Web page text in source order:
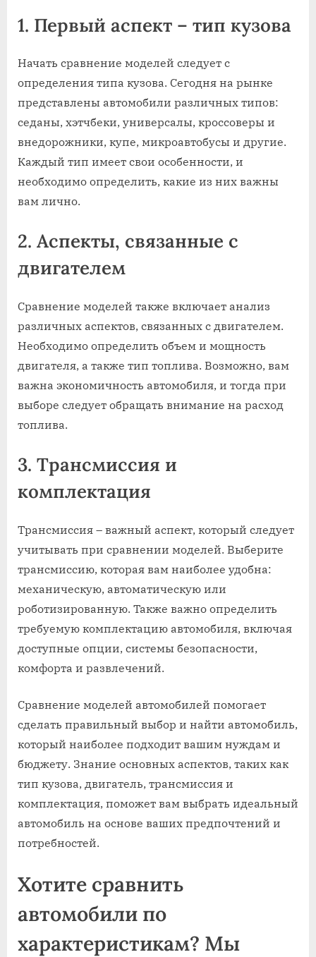
1. Первый аспект – тип кузова
Начать сравнение моделей следует с
определения типа кузова. Сегодня на рынке
представлены автомобили различных типов:
седаны, хэтчбеки, универсалы, кроссоверы и
внедорожники, купе, микроавтобусы и другие.
Каждый тип имеет свои особенности, и
необходимо определить, какие из них важны
вам лично.
2. Аспекты, связанные с
двигателем
Сравнение моделей также включает анализ
различных аспектов, связанных с двигателем.
Необходимо определить объем и мощность
двигателя, а также тип топлива. Возможно, вам
важна экономичность автомобиля, и тогда при
выборе следует обращать внимание на расход
топлива.
3. Трансмиссия и
комплектация
Трансмиссия – важный аспект, который следует
учитывать при сравнении моделей. Выберите
трансмиссию, которая вам наиболее удобна:
механическую, автоматическую или
роботизированную. Также важно определить
требуемую комплектацию автомобиля, включая
доступные опции, системы безопасности,
комфорта и развлечений.
Сравнение моделей автомобилей помогает
сделать правильный выбор и найти автомобиль,
который наиболее подходит вашим нуждам и
бюджету. Знание основных аспектов, таких как
тип кузова, двигатель, трансмиссия и
комплектация, поможет вам выбрать идеальный
автомобиль на основе ваших предпочтений и
потребностей.
Хотите сравнить
автомобили по
характеристикам? Мы